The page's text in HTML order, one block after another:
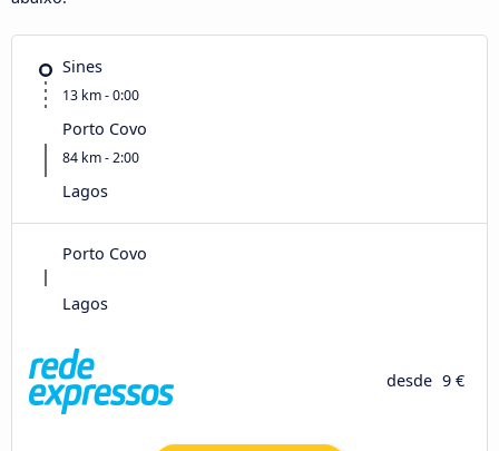
Sines
13 km - 0:00
Porto Covo
84 km - 2:00
Lagos
Porto Covo
Lagos
desde 9 €